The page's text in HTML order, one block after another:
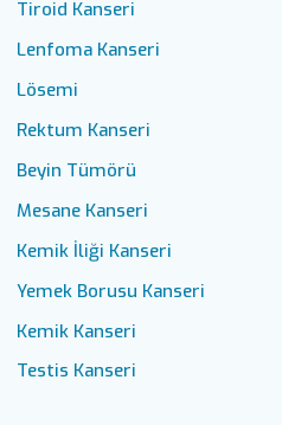
Tiroid Kanseri
Lenfoma Kanseri
Lösemi
Rektum Kanseri
Beyin Tümörü
Mesane Kanseri
Kemik İliği Kanseri
Yemek Borusu Kanseri
Kemik Kanseri
Testis Kanseri